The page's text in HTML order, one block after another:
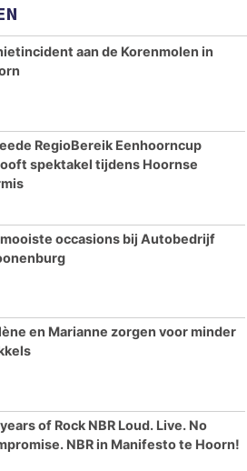
aan de Korenmolen in
RegioBereik Eenhoorncup
spektakel tijdens Hoornse
mooiste occasions bij Autobedrijf
en Marianne zorgen voor minder
of Rock NBR Loud. Live. No
NBR in Manifesto te Hoorn!